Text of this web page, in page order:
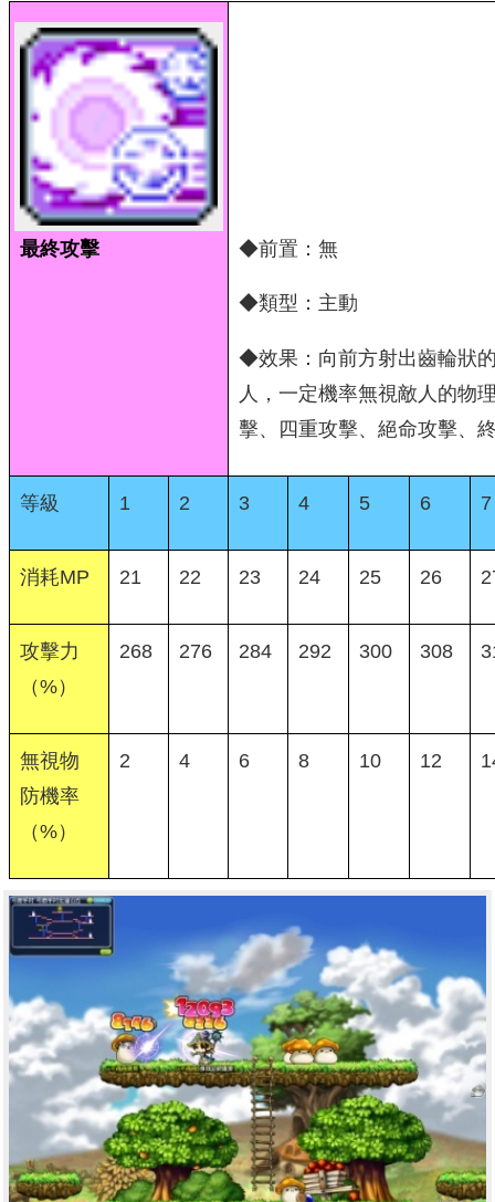
最終攻擊 ◆前置：無
◆類型：主動
◆效果：向前方射出齒輪狀
人，一定機率無視敵人的物
擊、四重攻擊、絕命攻擊、
等級 1 2 3 4 5 6 7
消耗MP 21 22 23 24 25 26
攻擊力
（%）
268 276 284 292 300 308
無視物
防機率
（%）
2 4 6 8 10 12